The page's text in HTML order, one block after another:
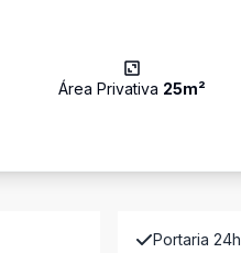
Área Privativa 25m²
Portaria 24h